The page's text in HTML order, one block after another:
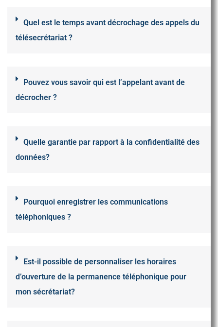
Quel est le temps avant décrochage des appels du
télésecrétariat ?
Pouvez vous savoir qui est l’appelant avant de
décrocher ?
Quelle garantie par rapport à la confidentialité des
données?
Pourquoi enregistrer les communications
téléphoniques ?
Est-il possible de personnaliser les horaires
d’ouverture de la permanence téléphonique pour
mon sécrétariat?